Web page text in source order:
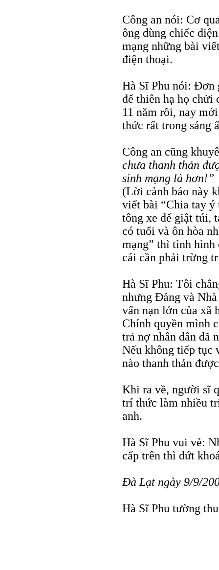
Công an nói: Cơ
ông dùng chiếc
mạng những bài
điện thoại.
Hà Sĩ Phu nói: Đơn
để thiên hạ họ chửi
11 năm rồi, nay
thức rất trong sáng
Công an cũng
chưa thanh thản
sinh mạng là hơn!”
(Lời cảnh báo này
viết bài “Chia tay ý
tông xe để giật túi,
có tuổi và ôn hòa
mạng” thì tình
cái cần phải trừng
Hà Sĩ Phu: Tôi
nhưng Đảng và
vấn nạn lớn của xã
Chính quyền mình
trả nợ nhân dân đã
Nếu không tiếp tục
nào thanh thản
Khi ra về, người sĩ
trí thức làm nhiều
anh.
Hà Sĩ Phu vui vẻ:
cấp trên thì dứt
Đà Lạt ngày 9/9/
Hà Sĩ Phu tường